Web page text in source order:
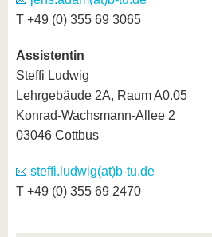
T +49 (0) 355 69 3065
Assistentin
Steffi Ludwig
Lehrgebäude 2A, Raum A0.05
Konrad-Wachsmann-Allee 2
03046 Cottbus
steffi.ludwig(at)b-tu.de
T +49 (0) 355 69 2470